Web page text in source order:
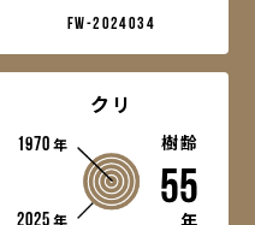
fw-2024034
クリ
1970年
2025年
樹齢
55